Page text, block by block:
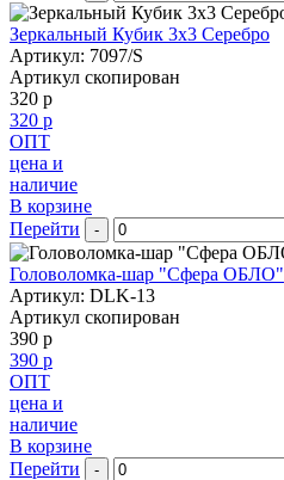
Зеркальный Кубик 3х3 Серебро
Артикул: 7097/S
Артикул скопирован
320 р
320 р
ОПТ
цена и
наличие
В корзине
Перейти
-
Головоломка-шар "Сфера ОБЛО"
Артикул: DLK-13
Артикул скопирован
390 р
390 р
ОПТ
цена и
наличие
В корзине
Перейти
-